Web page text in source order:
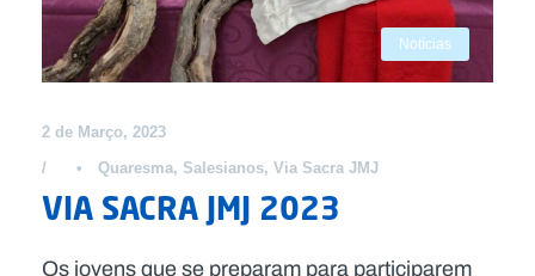
Notícias
2 de Março, 2023
•
Quaresma, Salesianos, Via Sacra JMJ
VIA SACRA JMJ 2023
Os jovens que se preparam para participarem